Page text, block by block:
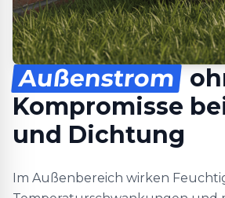
Außenstrom
Kompromisse
und Dichtung
Im Außenbereich wirken